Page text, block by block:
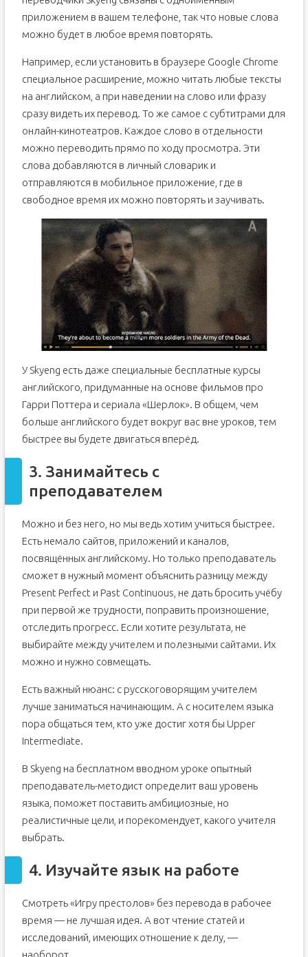
приложением в вашем телефоне, так что новые слова
можно будет в любое время повторять.
Например, если установить в браузере Google Chrome
специальное расширение, можно читать любые тексты
на английском, а при наведении на слово или фразу
сразу видеть их перевод. То же самое с субтитрами для
онлайн-кинотеатров. Каждое слово в отдельности
можно переводить прямо по ходу просмотра. Эти
слова добавляются в личный словарик и
отправляются в мобильное приложение, где в
свободное время их можно повторять и заучивать.
У Skyeng есть даже специальные бесплатные курсы
английского, придуманные на основе фильмов про
Гарри Поттера и сериала «Шерлок». В общем, чем
больше английского будет вокруг вас вне уроков, тем
быстрее вы будете двигаться вперёд.
3. Занимайтесь с
преподавателем
Можно и без него, но мы ведь хотим учиться быстрее.
Есть немало сайтов, приложений и каналов,
посвящённых английскому. Но только преподаватель
сможет в нужный момент объяснить разницу между
Present Perfect и Past Continuous, не дать бросить учёбу
при первой же трудности, поправить произношение,
отследить прогресс. Если хотите результата, не
выбирайте между учителем и полезными сайтами. Их
можно и нужно совмещать.
Есть важный нюанс: с русскоговорящим учителем
лучше заниматься начинающим. А с носителем языка
пора общаться тем, кто уже достиг хотя бы Upper
Intermediate.
В Skyeng на бесплатном вводном уроке опытный
преподаватель-методист определит ваш уровень
языка, поможет поставить амбициозные, но
реалистичные цели, и порекомендует, какого учителя
выбрать.
4. Изучайте язык на работе
Смотреть «Игру престолов» без перевода в рабочее
время — не лучшая идея. А вот чтение статей и
исследований, имеющих отношение к делу, —
наоборот.